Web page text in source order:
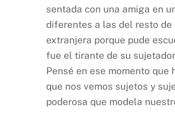
sentada con una amiga en
diferentes a las del resto de
extranjera porque pude
fue el tirante de su
Pensé en ese momento
que nos vemos sujetos y
poderosa que modela